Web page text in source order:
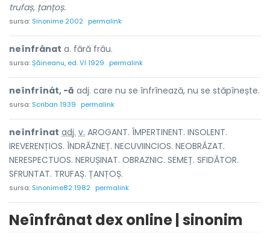
trufaș, țanțoș.
sursa: Sinonime 2002 permalink
neînfrânat a. fără frâu.
sursa:Șăineanu, ed. VI 1929 permalink
neînfrînát, -ă adj. care nu se înfrînează, nu se stăpînește.
sursa: Scriban 1939 permalink
neînfrînat adj. v. AROGANT. ÎMPERTINENT. INSOLENT.
IREVERENȚIOS. ÎNDRĂZNEȚ. NECUVIINCIOS. NEOBRĂZAT.
NERESPECTUOS. NERUȘINAT. OBRAZNIC. SEMEȚ. SFIDĂTOR.
SFRUNTAT. TRUFAȘ. ȚANȚOȘ.
sursa: Sinonime82 1982 permalink
Neînfrânat dex online | sinonim